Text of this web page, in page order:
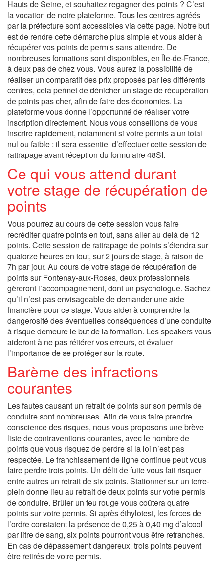
Hauts de Seine, et souhaitez regagner des points ? C’est
la vocation de notre plateforme. Tous les centres agréés
par la préfecture sont accessibles via cette page. Notre but
est de rendre cette démarche plus simple et vous aider à
récupérer vos points de permis sans attendre. De
nombreuses formations sont disponibles, en Île-de-France,
à deux pas de chez vous. Vous aurez la possibilité de
réaliser un comparatif des prix proposés par les différents
centres, cela permet de dénicher un stage de récupération
de points pas cher, afin de faire des économies. La
plateforme vous donne l’opportunité de réaliser votre
inscription directement. Nous vous conseillons de vous
inscrire rapidement, notamment si votre permis a un total
nul ou faible : il sera essentiel d’effectuer cette session de
rattrapage avant réception du formulaire 48SI.
Ce qui vous attend durant
votre stage de récupération de
points
Vous pourrez au cours de cette session vous faire
recréditer quatre points en tout, sans aller au delà de 12
points. Cette session de rattrapage de points s’étendra sur
quatorze heures en tout, sur 2 jours de stage, à raison de
7h par jour. Au cours de votre stage de récupération de
points sur Fontenay-aux-Roses, deux professionnels
gèreront l’accompagnement, dont un psychologue. Sachez
qu’il n’est pas envisageable de demander une aide
financière pour ce stage. Vous aider à comprendre la
dangerosité des éventuelles conséquences d’une conduite
à risque demeure le but de la formation. Les speakers vous
aideront à ne pas réitérer vos erreurs, et évaluer
l’importance de se protéger sur la route.
Barème des infractions
courantes
Les fautes causant un retrait de points sur son permis de
conduire sont nombreuses. Afin de vous faire prendre
conscience des risques, nous vous proposons une brève
liste de contraventions courantes, avec le nombre de
points que vous risquez de perdre si la loi n’est pas
respectée. Le franchissement de ligne continue peut vous
faire perdre trois points. Un délit de fuite vous fait risquer
entre autres un retrait de six points. Stationner sur un terre-
plein donne lieu au retrait de deux points sur votre permis
de conduire. Brûler un feu rouge vous coûtera quatre
points sur votre permis. Si après éthylotest, les forces de
l’ordre constatent la présence de 0,25 à 0,40 mg d’alcool
par litre de sang, six points pourront vous être retranchés.
En cas de dépassement dangereux, trois points peuvent
être retirés de votre permis.